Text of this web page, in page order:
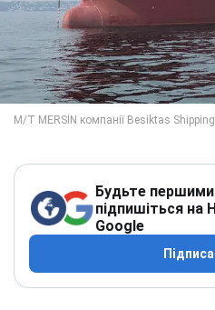
Будьте першими
підпишіться на
Google